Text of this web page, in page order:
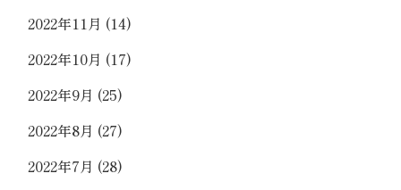
2022年11月 (14)
2022年10月 (17)
2022年9月 (25)
2022年8月 (27)
2022年7月 (28)